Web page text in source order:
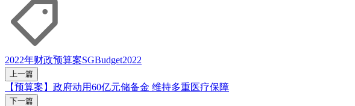
2022年财政预算案SGBudget2022
上一篇
【预算案】政府动用60亿元储备金 维持多重医疗保障
下一篇